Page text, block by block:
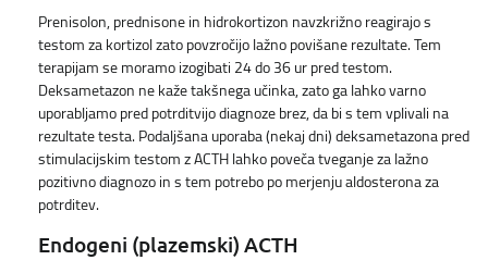
Prenisolon, prednisone in hidrokortizon navzkrižno reagirajo s
testom za kortizol zato povzročijo lažno povišane rezultate. Tem
terapijam se moramo izogibati 24 do 36 ur pred testom.
Deksametazon ne kaže takšnega učinka, zato ga lahko varno
uporabljamo pred potrditvijo diagnoze brez, da bi s tem vplivali na
rezultate testa. Podaljšana uporaba (nekaj dni) deksametazona pred
stimulacijskim testom z ACTH lahko poveča tveganje za lažno
pozitivno diagnozo in s tem potrebo po merjenju aldosterona za
potrditev.
Endogeni (plazemski) ACTH